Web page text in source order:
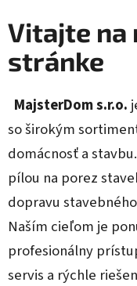
b
s
t
r
á
n
k
e
Vitajte na
stránke
MajsterDom s.r.o.
so širokým
domácnosť a
pílou na porez
dopravu
Naším cieľom je
profesionálny
servis a rýchle